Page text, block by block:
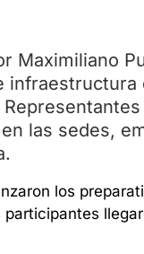
Maximiliano
las sedes,